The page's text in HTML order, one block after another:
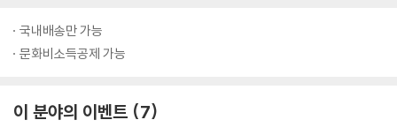
국내배송만 가능
문화비소득공제 가능
이 분야의 이벤트 7